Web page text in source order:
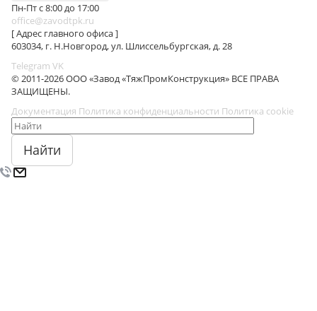
Пн-Пт с 8:00 до 17:00
office@zavodtpk.ru
[ Адрес главного офиса ]
603034, г. Н.Новгород, ул. Шлиссельбургская, д. 28
Telegram VK
© 2011-2026 ООО «Завод «ТяжПромКонструкция» ВСЕ ПРАВА
ЗАЩИЩЕНЫ.
Документация Политика конфиденциальности Политика cookie
Найти